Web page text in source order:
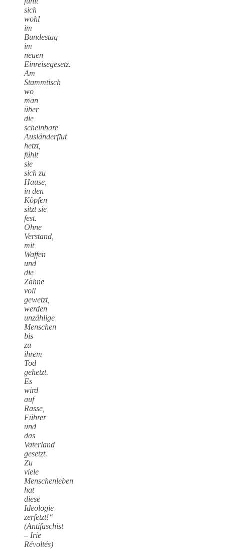
sich
wohl
im
Bundestag
im
neuen
Einreisegesetz.
Am
Stammtisch
wo
man
über
die
scheinbare
Ausländerflut
hetzt,
fühlt
sie
sich zu
Hause,
in den
Köpfen
sitzt sie
fest.
Ohne
Verstand,
mit
Waffen
und
die
Zähne
voll
gewetzt,
werden
unzählige
Menschen
bis
zu
ihrem
Tod
gehetzt.
Es
wird
auf
Rasse,
Führer
und
das
Vaterland
gesetzt.
Zu
viele
Menschenleben
hat
diese
Ideologie
zerfetzt!“
(Antifaschist
– Irie
Révoltés)